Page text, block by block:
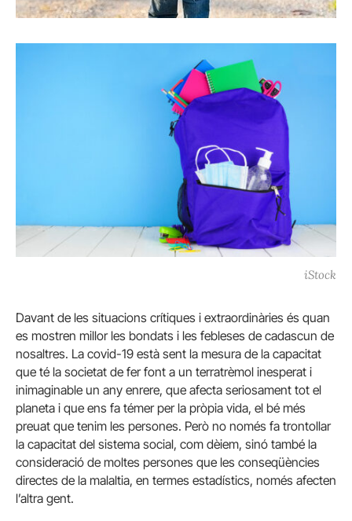
iStock
Davant de les situacions crítiques i extraordinàries és quan
es mostren millor les bondats i les febleses de cadascun de
nosaltres. La covid-19 està sent la mesura de la capacitat
que té la societat de fer font a un terratrèmol inesperat i
inimaginable un any enrere, que afecta seriosament tot el
planeta i que ens fa témer per la pròpia vida, el bé més
preuat que tenim les persones. Però no només fa trontollar
la capacitat del sistema social, com dèiem, sinó també la
consideració de moltes persones que les conseqüències
directes de la malaltia, en termes estadístics, només afecten
l’altra gent.